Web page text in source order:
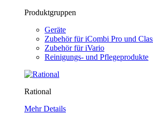
Produktgruppen
Geräte
Zubehör für iCombi Pro und
Zubehör für iVario
Reinigungs- und Pflegeprodukte
Rational
Mehr Details